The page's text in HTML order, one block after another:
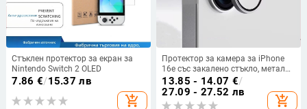
Стъклен протектор за екран за
Nintendo Switch 2 OLED
7.86 €/15.37 лв
add_shopping_cart
Протектор за камера за iPhone
16e със закалено стъкло, метална
рамка и пълно покритие
13.85 - 14.07 €/
27.09 - 27.52 лв
add_shopping_cart